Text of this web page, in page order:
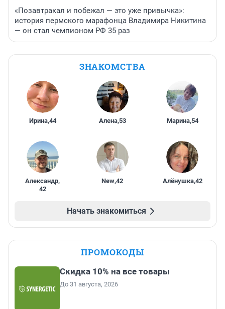
«Позавтракал и побежал — это уже привычка»:
история пермского марафонца Владимира Никитина
— он стал чемпионом РФ 35 раз
ЗНАКОМСТВА
Ирина,44 Алена,53 Марина,54
Александр,
42
New,42 Алёнушка,42
Начать знакомиться
ПРОМОКОДЫ
Скидка 10% на все товары
До 31 августа, 2026